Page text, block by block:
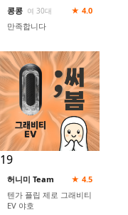
콩콩 여 30대
★ 4.0
만족합니다
19
허니미 Team
★ 4.5
텐가 플립 제로 그래비티
EV 야호